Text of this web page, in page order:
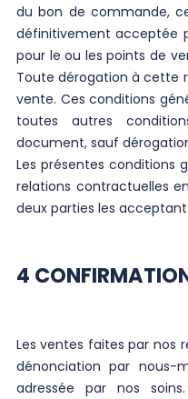
du bon de commande,
définitivement acceptée
pour le ou les points de
Toute dérogation à cette
vente. Ces conditions
toutes autres
document, sauf
Les présentes conditions
relations contractuelles
deux parties les acceptant
4
Les ventes faites par nos
dénonciation par nous-
adressée par nos